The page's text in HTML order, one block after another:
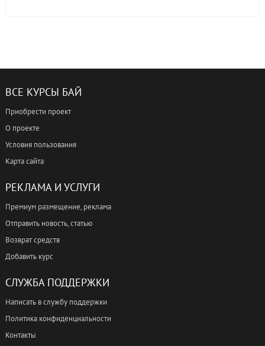
ВСЕ КУРСЫ БАЙ
Приобрести проект
О проекте
Условия пользования
Карта сайта
РЕКЛАМА И УСЛУГИ
Премиум размещение, реклама
Отправить новость, статью
Возврат средств
Добавить курс
СЛУЖБА ПОДДЕРЖКИ
Написать в службу поддержки
Политика конфиденциальности
Контакты